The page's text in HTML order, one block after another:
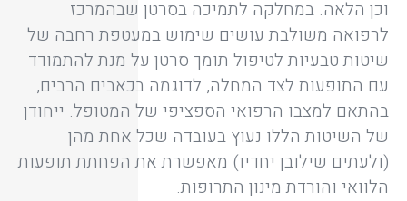
וכן הלאה. במחלקה לתמיכה בסרטן שבהמרכז
לרפואה משולבת עושים שימוש במעטפת רחבה של
שיטות טבעיות לטיפול תומך סרטן על מנת להתמודד
עם התופעות לצד המחלה, לדוגמה בכאבים הרבים,
בהתאם למצבו הרפואי הספציפי של המטופל. ייחודן
של השיטות הללו נעוץ בעובדה שכל אחת מהן
(ולעתים שילובן יחדיו) מאפשרת את הפחתת תופעות
הלוואי והורדת מינון התרופות.